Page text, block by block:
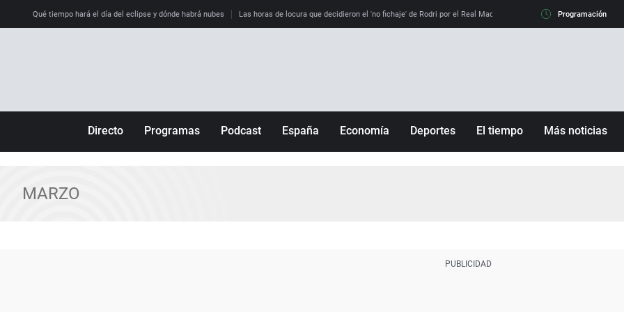
Qué tiempo hará el día del eclipse y dónde habrá nubes Las horas de locura que decidieron el 'no fichaje' de Rodri por el Real Madrid y su 'sí' al Barça La llamada
Programación
Directo Programas Podcast España Economía Deportes El tiempo Más noticias
MARZO